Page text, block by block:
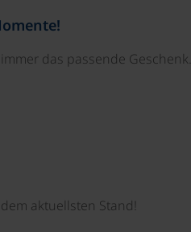
das passende Geschenk.
aktuellsten Stand!